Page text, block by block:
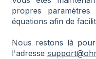
propres
équations afin de
Nous restons là
l'adresse